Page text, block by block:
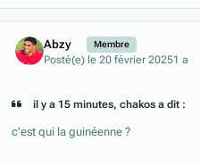
Abzy Membre
Posté(e) le 20 février 20251 a
il y a 15 minutes, chakos a dit :
c'est qui la guinéenne ?